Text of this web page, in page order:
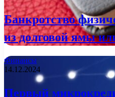
Банкротство
из долговой ямы
Финансы
14.12.2024
Первый